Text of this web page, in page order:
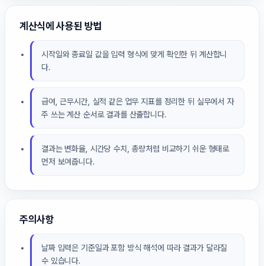
계산식에 사용된 방법
시작일와 종료일 값을 입력 형식에 맞게 확인한 뒤 계산합니
다.
급여, 근무시간, 실적 같은 업무 지표를 정리한 뒤 실무에서 자
주 쓰는 계산 순서로 결과를 산출합니다.
결과는 변화율, 시간당 수치, 총량처럼 비교하기 쉬운 형태로
먼저 보여줍니다.
주의사항
날짜 입력은 기준일과 포함 방식 해석에 따라 결과가 달라질
수 있습니다.